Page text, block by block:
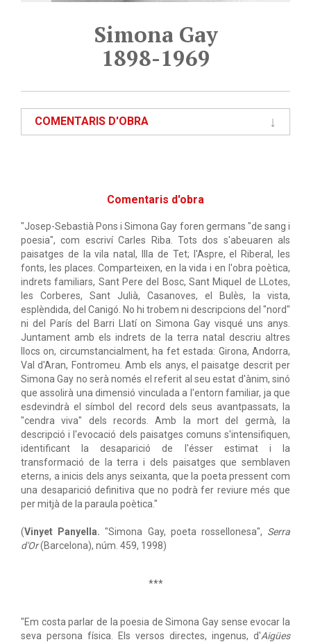
Simona Gay
1898-1969
COMENTARIS D'OBRA
Comentaris d'obra
"Josep-Sebastià Pons i Simona Gay foren germans "de sang i
poesia", com escriví Carles Riba. Tots dos s'abeuaren als
paisatges de la vila natal, Illa de Tet; l'Aspre, el Riberal, les
fonts, les places. Comparteixen, en la vida i en l'obra poètica,
indrets familiars, Sant Pere del Bosc, Sant Miquel de LLotes,
les Corberes, Sant Julià, Casanoves, el Bulès, la vista,
esplèndida, del Canigó. No hi trobem ni descripcions del "nord"
ni del París del Barri Llatí on Simona Gay visqué uns anys.
Juntament amb els indrets de la terra natal descriu altres
llocs on, circumstancialment, ha fet estada: Girona, Andorra,
Val d'Aran, Fontromeu. Amb els anys, el paisatge descrit per
Simona Gay no serà només el referit al seu estat d'ànim, sinó
que assolirà una dimensió vinculada a l'entorn familiar, ja que
esdevindrà el símbol del record dels seus avantpassats, la
"cendra viva" dels records. Amb la mort del germà, la
descripció i l'evocació dels paisatges comuns s'intensifiquen,
identificant la desaparició de l'ésser estimat i la
transformació de la terra i dels paisatges que semblaven
eterns, a inicis dels anys seixanta, que la poeta pressent com
una desaparició definitiva que no podrà fer reviure més que
per mitjà de la paraula poètica."
(Vinyet Panyella. "Simona Gay, poeta rossellonesa", Serra
d'Or(Barcelona), núm. 459, 1998)
***
"Em costa parlar de la poesia de Simona Gay sense evocar la
seva persona física. Els versos directes, ingenus, d'Aigües